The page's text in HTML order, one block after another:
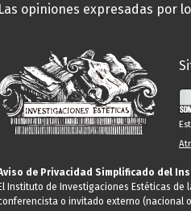
Las opiniones expresadas por
de Privacidad Simplificado del
Instituto de Investigaciones Estéticas de
o invitado externo (nacional